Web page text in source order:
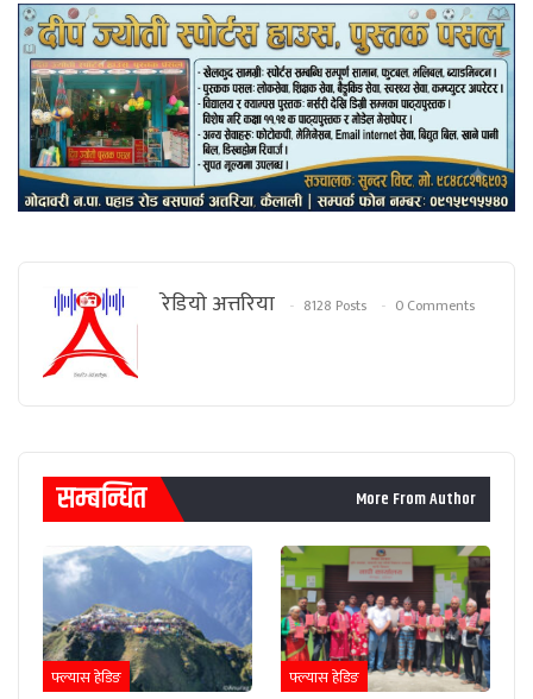
रेडियाे अत्तरिया 8128 Posts 0 Comments
सम्बन्धित More From Author
फ्ल्यास हेडिङ फ्ल्यास हेडिङ